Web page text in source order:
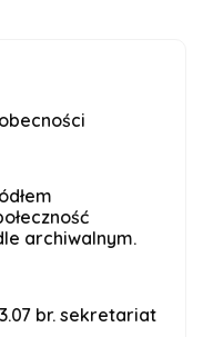
archiwalnym.
br. sekretariat